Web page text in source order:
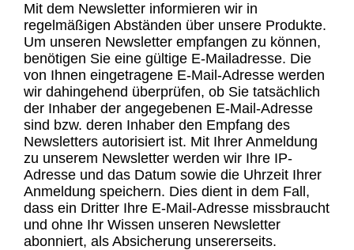
Mit dem Newsletter informieren wir in
regelmäßigen Abständen über unsere Produkte.
Um unseren Newsletter empfangen zu können,
benötigen Sie eine gültige E-Mailadresse. Die
von Ihnen eingetragene E-Mail-Adresse werden
wir dahingehend überprüfen, ob Sie tatsächlich
der Inhaber der angegebenen E-Mail-Adresse
sind bzw. deren Inhaber den Empfang des
Newsletters autorisiert ist. Mit Ihrer Anmeldung
zu unserem Newsletter werden wir Ihre IP-
Adresse und das Datum sowie die Uhrzeit Ihrer
Anmeldung speichern. Dies dient in dem Fall,
dass ein Dritter Ihre E-Mail-Adresse missbraucht
und ohne Ihr Wissen unseren Newsletter
abonniert, als Absicherung unsererseits.